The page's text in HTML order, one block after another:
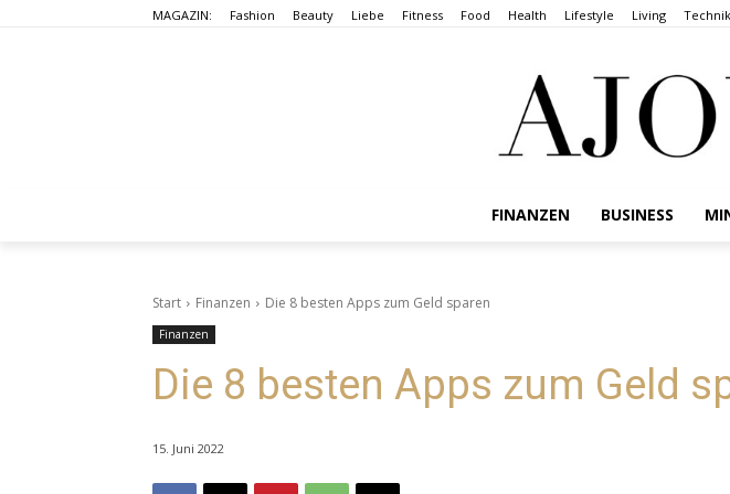
MAGAZIN: Fashion Beauty Liebe Fitness Food Health Lifestyle Living Technik
FINANZEN BUSINESS
Start Finanzen Die 8 besten Apps zum Geld sparen
Finanzen
Die 8 besten Apps zum Geld
15. Juni 2022